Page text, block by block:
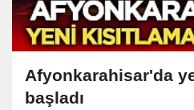
Afyonkarahisar'da
başladı